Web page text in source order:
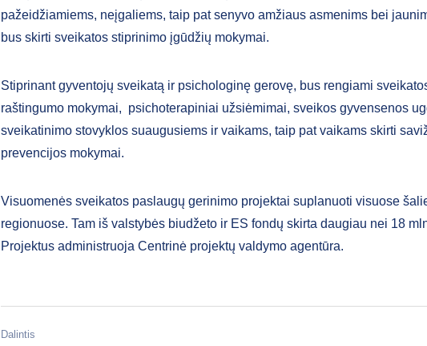
pažeidžiamiems, neįgaliems, taip pat senyvo amžiaus asmenims bei
bus skirti sveikatos stiprinimo įgūdžių mokymai.
Stiprinant gyventojų sveikatą ir psichologinę gerovę, bus rengiami
raštingumo mokymai, psichoterapiniai užsiėmimai, sveikos gyvensenos
sveikatinimo stovyklos suaugusiems ir vaikams, taip pat vaikams skirti
prevencijos mokymai.
Visuomenės sveikatos paslaugų gerinimo projektai suplanuoti visuose
regionuose. Tam iš valstybės biudžeto ir ES fondų skirta daugiau nei 18
Projektus administruoja Centrinė projektų valdymo agentūra.
Dalintis